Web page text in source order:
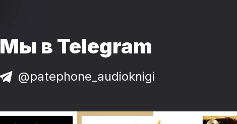
Мы в Telegram
@patephone_audioknigi